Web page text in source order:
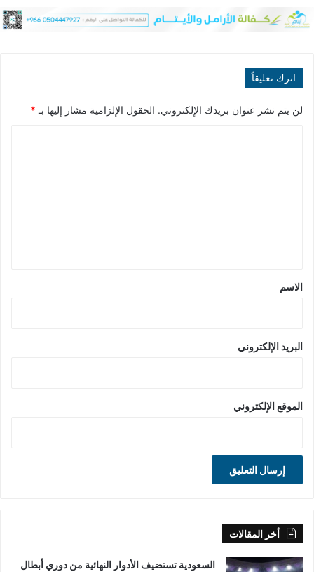
اترك تعليقاً
لن يتم نشر عنوان بريدك الإلكتروني. الحقول الإلزامية مشار إليها بـ *
*
الاسم
البريد الإلكتروني
الموقع الإلكتروني
أخر المقالات
السعودية تستضيف الأدوار النهائية من دوري أبطال